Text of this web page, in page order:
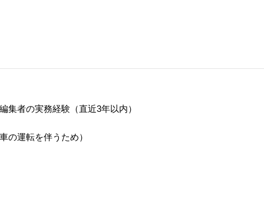
集者の実務経験（直近3年以内）
の運転を伴うため）